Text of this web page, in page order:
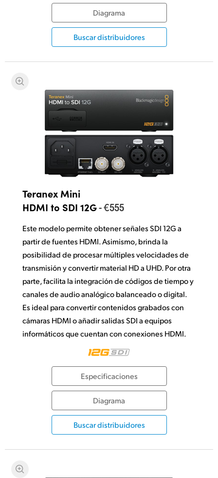
United States
Diagrama
Buscar distribuidores
Teranex Mini
HDMI to SDI 12G- €555
Este modelo permite obtener señales SDI 12G a
partir de fuentes HDMI. Asimismo, brinda la
posibilidad de procesar múltiples velocidades de
transmisión y convertir material HD a UHD. Por otra
parte, facilita la integración de códigos de tiempo y
canales de audio analógico balanceado o digital.
Es ideal para convertir contenidos grabados con
cámaras HDMI o añadir salidas SDI a equipos
informáticos que cuentan con conexiones HDMI.
Especificaciones
Diagrama
Buscar distribuidores